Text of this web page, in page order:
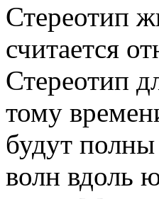
Стереотип
считается
Стереотип
тому
будут
волн вдоль